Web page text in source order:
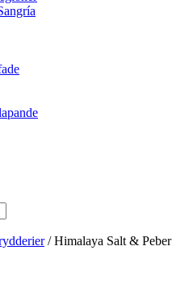
/ Himalaya Salt & Peber